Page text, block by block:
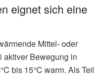
eignet sich eine
Mittel- oder
aktiver Bewegung in
bis 15°C warm. Als Teil